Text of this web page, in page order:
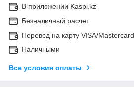
В приложении Kaspi.kz
Безналичный расчет
Перевод на карту VISA/Mastercard
Наличными
Все условия оплаты